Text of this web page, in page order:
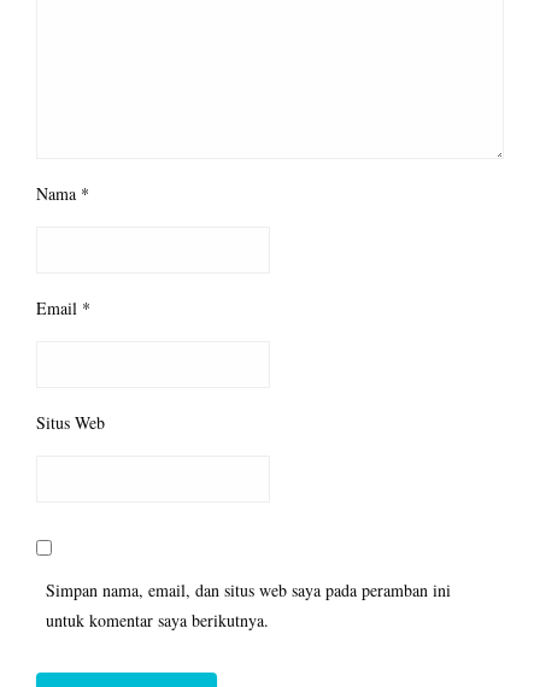
Nama *
Email *
Situs Web
Simpan nama, email, dan situs web saya pada peramban ini
untuk komentar saya berikutnya.